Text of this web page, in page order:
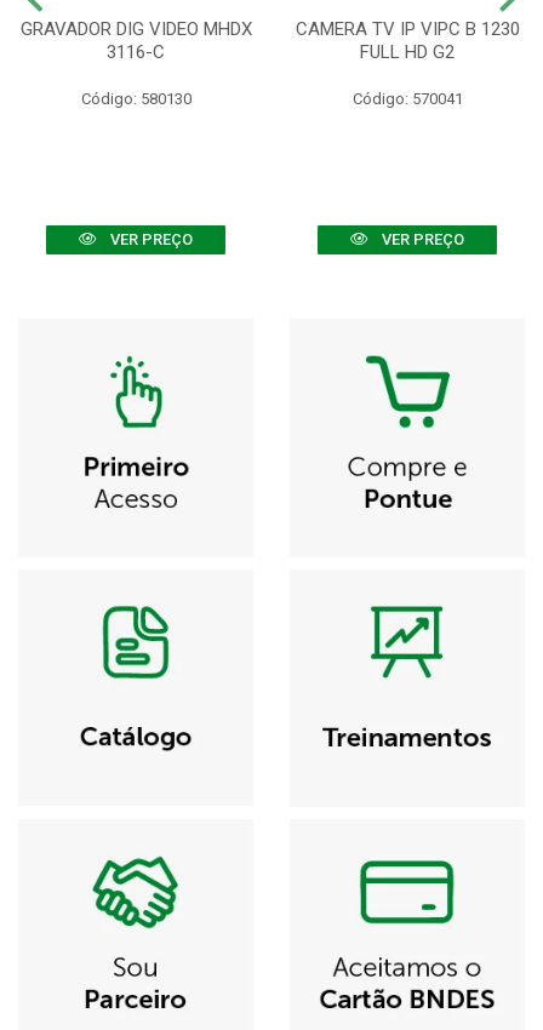
GRAVADOR DIG VIDEO MHDX
3116-C
Código: 580130
VER PREÇO
CAMERA TV IP VIPC B 1230
FULL HD G2
Código: 570041
VER PREÇO